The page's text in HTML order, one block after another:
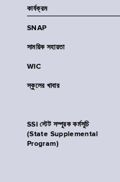
কার্যক্রম
SNAP
সাময়িক সহায়তা
WIC
স্কুলের খাবার
SSI স্টেট সম্পূরক কর্মসূচি
(State Supplemental
Program)